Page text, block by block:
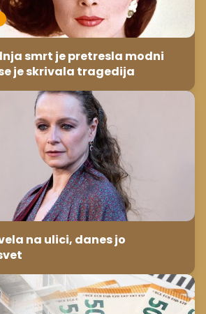
smrt je pretresla modni
je skrivala tragedija
na ulici, danes jo